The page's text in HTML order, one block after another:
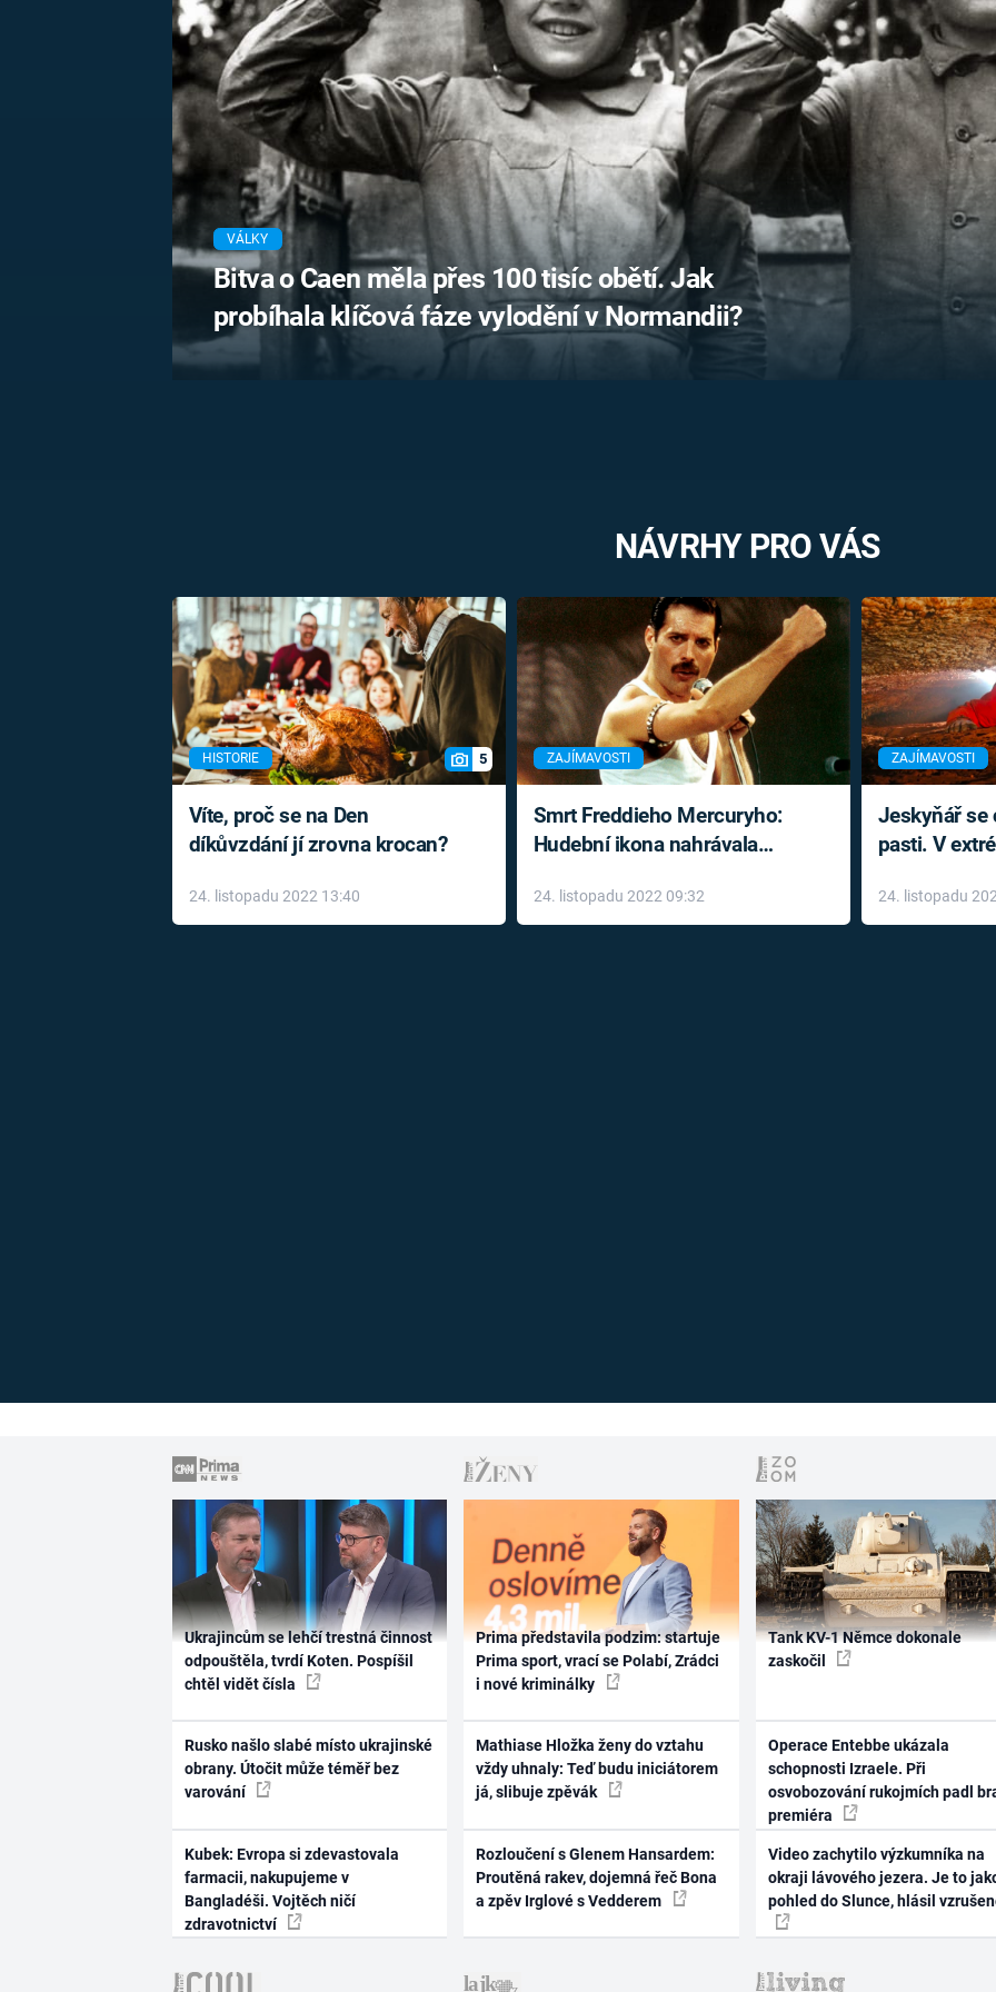
PRVNÍ SVĚTOVÁ
MARIE TEREZIE
NAPOLEON
BONAPARTE
BRITSKÁ
KRÁLOVSKÁ
RODINA
UFO A
MIMOZEMŠŤANÉ
UTAJENÉ PŘÍBĚHY
ČESKÝCH DĚJIN
ALTERNATIVNÍ
HISTORIE
FILMY
REALITA
HORORY
REALITA
OPTICKÉ
KLAMY
VÁLKY
Bitva o Caen měla přes 100 tisíc obětí. Jak
probíhala klíčová fáze vylodění v Normandii?
NÁVRHY PRO VÁS
HISTORIE 5
Víte, proč se na Den
díkůvzdání jí zrovna krocan?
24. listopadu 2022 13:40
ZAJÍMAVOSTI
Smrt Freddieho Mercuryho:
Hudební ikona nahrávala
léky
24. listopadu 2022 09:32
ZAJÍMAVOSTI
Jeskyňář se
pasti. V
24. listopadu
Ukrajincům se lehčí trestná činnost
odpouštěla, tvrdí Koten. Pospíšil
chtěl vidět čísla
Rusko našlo slabé místo ukrajinské
obrany. Útočit může téměř bez
varování
Kubek: Evropa si zdevastovala
farmacii, nakupujeme v
Bangladéši. Vojtěch ničí
zdravotnictví
Prima představila podzim: startuje
Prima sport, vrací se Polabí, Zrádci
i nové kriminálky
Mathiase Hložka ženy do vztahu
vždy uhnaly: Teď budu iniciátorem
já, slibuje zpěvák
Rozloučení s Glenem Hansardem:
Proutěná rakev, dojemná řeč Bona
a zpěv Irglové s Vedderem
Tank KV-1 Němce dokonale
zaskočil
Operace Entebbe ukázala
schopnosti Izraele. Při
osvobozování rukojmích padl
premiéra
Video zachytilo výzkumníka na
okraji lávového jezera. Je to
pohled do Slunce, hlásil